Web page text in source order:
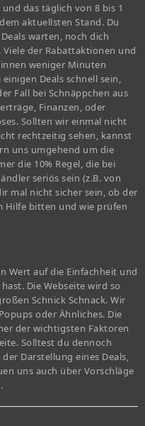
das täglich von 8 bis 1
aktuellsten Stand. Du
warten, noch dich
der Rabattaktionen und
weniger Minuten
Deals schnell sein,
Fall bei Schnäppchen aus
Finanzen, oder
Sollten wir einmal nicht
rechtzeitig sehen, kannst
uns umgehend um die
die 10% Regel, die bei
seriös sein (z.B. von
mal nicht sicher sein, ob der
Hilfe bitten und wie prüfen
Wert auf die Einfachheit und
Die Webseite wird so
Schnick Schnack. Wir
oder Ähnliches. Die
der wichtigsten Faktoren
Solltest du dennoch
Darstellung eines Deals,
uns auch über Vorschläge